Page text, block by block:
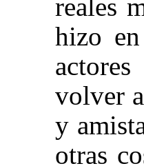
reales
hizo
volver
y
otras